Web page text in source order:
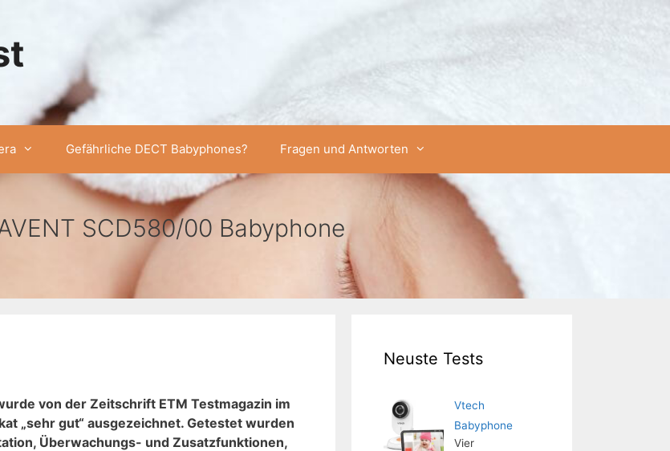
Gefährliche DECT Babyphones? Fragen und Antworten
SCD580/00 Babyphone
von der Zeitschrift ETM Testmagazin im
„sehr gut“ ausgezeichnet. Getestet wurden
Überwachungs- und Zusatzfunktionen,
Neuste Tests
Vtech
Babyphone
Vier